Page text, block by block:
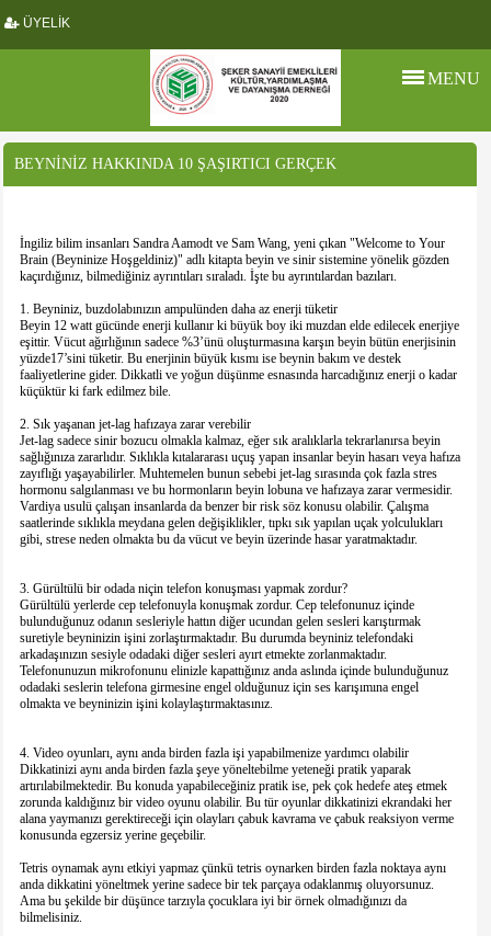
ÜYELİK
MENU
BEYNİNİZ HAKKINDA 10 ŞAŞIRTICI GERÇEK
İngiliz bilim insanları Sandra Aamodt ve Sam Wang, yeni çıkan "Welcome to Your
Brain (Beyninize Hoşgeldiniz)" adlı kitapta beyin ve sinir sistemine yönelik gözden
kaçırdığınız, bilmediğiniz ayrıntıları sıraladı. İşte bu ayrıntılardan bazıları.
1. Beyniniz, buzdolabınızın ampulünden daha az enerji tüketir
Beyin 12 watt gücünde enerji kullanır ki büyük boy iki muzdan elde edilecek enerjiye
eşittir. Vücut ağırlığının sadece %3’ünü oluşturmasına karşın beyin bütün enerjisinin
yüzde17’sini tüketir. Bu enerjinin büyük kısmı ise beynin bakım ve destek
faaliyetlerine gider. Dikkatli ve yoğun düşünme esnasında harcadığınız enerji o kadar
küçüktür ki fark edilmez bile.
2. Sık yaşanan jet-lag hafızaya zarar verebilir
Jet-lag sadece sinir bozucu olmakla kalmaz, eğer sık aralıklarla tekrarlanırsa beyin
sağlığınıza zararlıdır. Sıklıkla kıtalararası uçuş yapan insanlar beyin hasarı veya hafıza
zayıflığı yaşayabilirler. Muhtemelen bunun sebebi jet-lag sırasında çok fazla stres
hormonu salgılanması ve bu hormonların beyin lobuna ve hafızaya zarar vermesidir.
Vardiya usulü çalışan insanlarda da benzer bir risk söz konusu olabilir. Çalışma
saatlerinde sıklıkla meydana gelen değişiklikler, tıpkı sık yapılan uçak yolculukları
gibi, strese neden olmakta bu da vücut ve beyin üzerinde hasar yaratmaktadır.
3. Gürültülü bir odada niçin telefon konuşması yapmak zordur?
Gürültülü yerlerde cep telefonuyla konuşmak zordur. Cep telefonunuz içinde
bulunduğunuz odanın sesleriyle hattın diğer ucundan gelen sesleri karıştırmak
suretiyle beyninizin işini zorlaştırmaktadır. Bu durumda beyniniz telefondaki
arkadaşınızın sesiyle odadaki diğer sesleri ayırt etmekte zorlanmaktadır.
Telefonunuzun mikrofonunu elinizle kapattığınız anda aslında içinde bulunduğunuz
odadaki seslerin telefona girmesine engel olduğunuz için ses karışımına engel
olmakta ve beyninizin işini kolaylaştırmaktasınız.
4. Video oyunları, aynı anda birden fazla işi yapabilmenize yardımcı olabilir
Dikkatinizi aynı anda birden fazla şeye yöneltebilme yeteneği pratik yaparak
artırılabilmektedir. Bu konuda yapabileceğiniz pratik ise, pek çok hedefe ateş etmek
zorunda kaldığınız bir video oyunu olabilir. Bu tür oyunlar dikkatinizi ekrandaki her
alana yaymanızı gerektireceği için olayları çabuk kavrama ve çabuk reaksiyon verme
konusunda egzersiz yerine geçebilir.
Tetris oynamak aynı etkiyi yapmaz çünkü tetris oynarken birden fazla noktaya aynı
anda dikkatini yöneltmek yerine sadece bir tek parçaya odaklanmış oluyorsunuz.
Ama bu şekilde bir düşünce tarzıyla çocuklara iyi bir örnek olmadığınızı da
bilmelisiniz.